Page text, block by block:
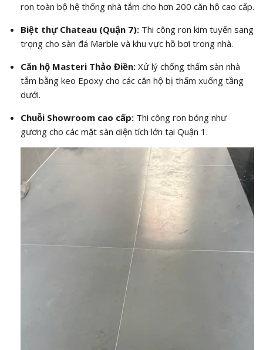
ron toàn bộ hệ thống nhà tắm cho hơn 200 căn hộ cao cấp.
Biệt thự Chateau (Quận 7):Thi công ron kim tuyến sang
trọng cho sàn đá Marble và khu vực hồ bơi trong nhà.
Căn hộ Masteri Thảo Điền:Xử lý chống thấm sàn nhà
tắm bằng keo Epoxy cho các căn hộ bị thấm xuống tầng
dưới.
Chuỗi Showroom cao cấp:Thi công ron bóng như
gương cho các mặt sàn diện tích lớn tại Quận 1.